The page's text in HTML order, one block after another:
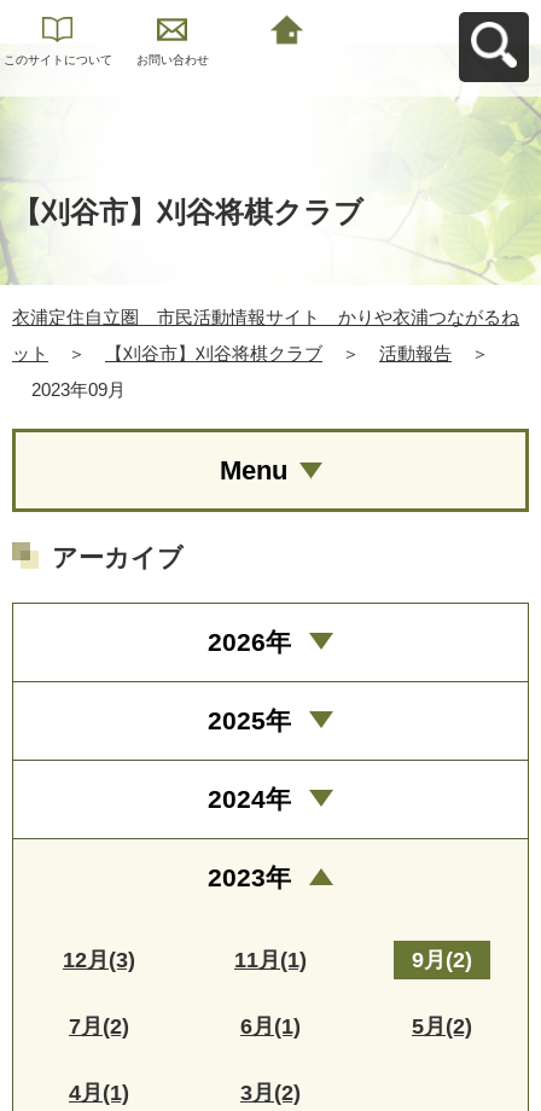
このサイトについて お問い合わせ
【刈谷市】刈谷将棋クラブ
衣浦定住自立圏 市民活動情報サイト かりや衣浦つながるね
ット
＞ 【刈谷市】刈谷将棋クラブ ＞ 活動報告
＞
2023年09月
Menu
アーカイブ
2026年
2025年
2024年
2023年
12月(3) 11月(1) 9月(2)
7月(2) 6月(1) 5月(2)
4月(1) 3月(2)